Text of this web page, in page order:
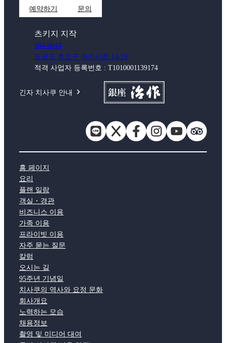
예약하기 문의
츠키지 지작
104-0044
도쿄도 츄오구 아카시쵸 14-19
적격 사업자 등록번호 : T1010001139174
긴자 치사쿠 안내
홈 페이지
요리
플랜 일람
객실・경관
비즈니스 이용
가족 이용
프라이빗 이용
자주 묻는 질문
칼럼
오시는 길
95주년 기념일
치사쿠의 역사와 요정 문화
회사개요
노력하는 모습
채용정보
촬영 및 미디어 대여